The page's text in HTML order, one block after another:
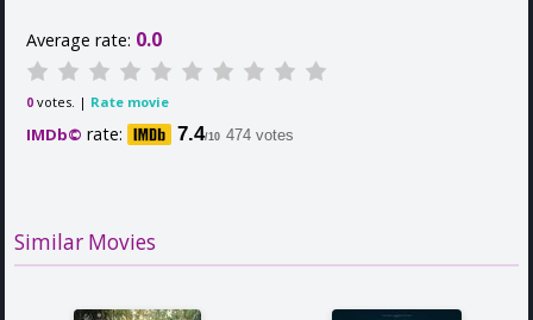
Average rate: 0.0
0 votes. | Rate movie
IMDb© rate: 7.4/10 474 votes
Similar Movies